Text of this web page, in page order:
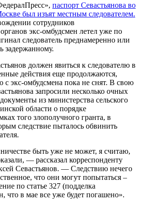
паспорт Севастьянова во
был изъят местным следователем.
сотрудников
экс-омбудсмен летел уже по
следователь преднамеренно или
задержанному.
должен явиться к следователю в
действия еще продолжаются,
с экс-омбудсмена пока не снят. В свою
запросили несколько очных
из министерства сельского
области о порядке
того злополучного гранта, в
следствие пыталось обвинить
быть уже не может, я считаю,
— рассказал корреспонденту
Севастьянов. — Следствию нечего
что они могут попытаться –
по статье 327 (подделка
что в мае все уже будет погашено».